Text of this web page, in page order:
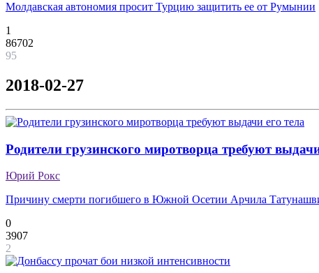
Молдавская автономия просит Турцию защитить ее от Румынии
1
86702
95
2018-02-27
Родители грузинского миротворца требуют
Юрий Рокс
Причину смерти погибшего в Южной Осетии Арчила
0
3907
2